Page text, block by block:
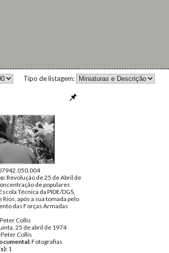
Tipo de listagem:
Revolução de 25 de Abril de
de populares
Técnica da PIDE/DGS,
Rios, após a sua tomada pelo
das Forças Armadas
Peter Collis
25 de abril de 1974
Peter Collis
Fotografias
1